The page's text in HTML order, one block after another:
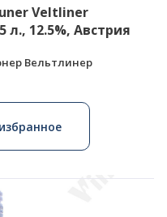
Veltliner
л., 12.5%, Австрия
Вельтлинер